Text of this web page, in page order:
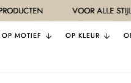
VOOR ALLE STIJLEN
OP MOTIEF OP KLEUR